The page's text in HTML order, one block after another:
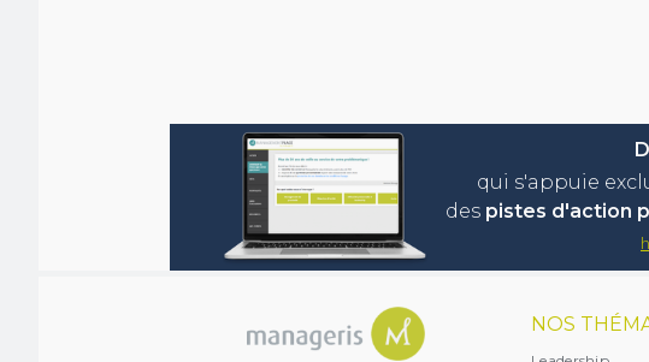
qui s'appuie
des pistes d'action
NOS